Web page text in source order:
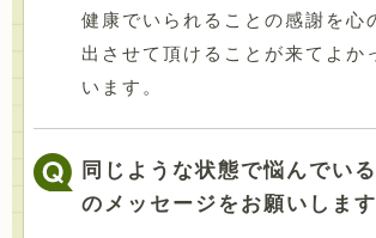
健康でいられることの感謝を心
出させて頂けることが来てよか
います。
同じような状態で悩んでい
のメッセージをお願いします